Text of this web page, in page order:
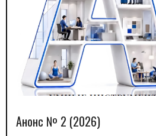
Анонс № 2 (2026)